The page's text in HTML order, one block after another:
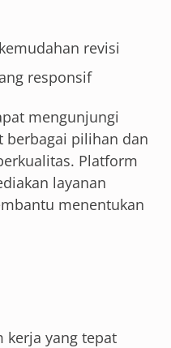
revisi
responsif
mengunjungi
berbagai pilihan dan
Platform
layanan
menentukan
kerja yang tepat